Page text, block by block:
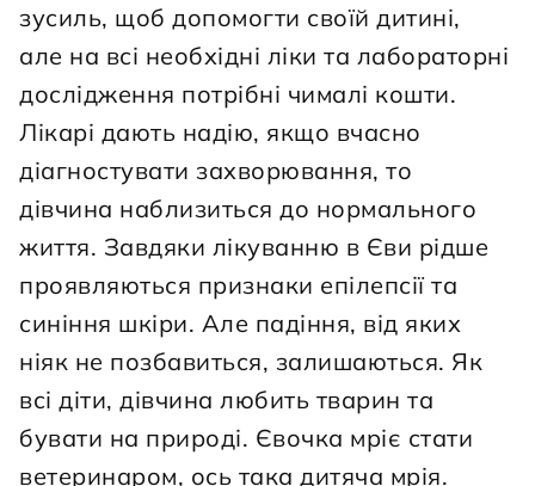
зусиль, щоб допомогти своїй дитині,
але на всі необхідні ліки та лабораторні
дослідження потрібні чималі кошти.
Лікарі дають надію, якщо вчасно
діагностувати захворювання, то
дівчина наблизиться до нормального
життя. Завдяки лікуванню в Єви рідше
проявляються признаки епілепсії та
синіння шкіри. Але падіння, від яких
ніяк не позбавиться, залишаються. Як
всі діти, дівчина любить тварин та
бувати на природі. Євочка мріє стати
ветеринаром, ось така дитяча мрія.